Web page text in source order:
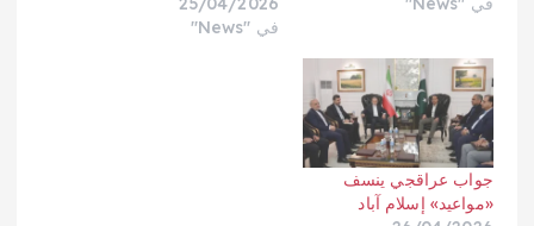
في "News"
جواب عراقجي ينسف
«مواعيد» إسلام آباد